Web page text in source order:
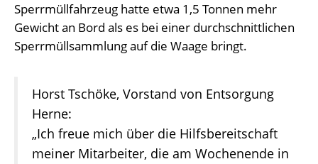
Sperrmüllfahrzeug hatte etwa 1,5 Tonnen mehr
Gewicht an Bord als es bei einer durchschnittlichen
Sperrmüllsammlung auf die Waage bringt.
Horst Tschöke, Vorstand von Entsorgung
Herne:
„Ich freue mich über die Hilfsbereitschaft
meiner Mitarbeiter, die am Wochenende in